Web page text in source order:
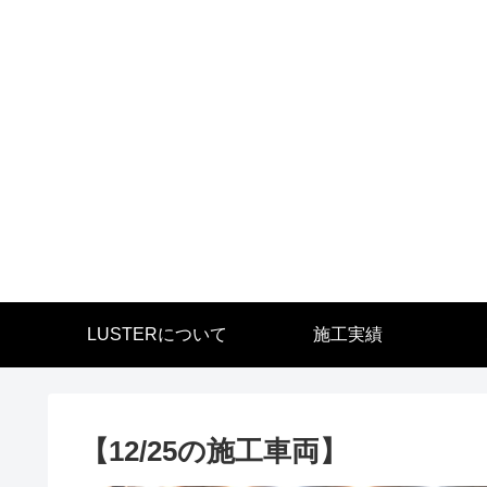
LUSTERについて 施工実績
【12/25の施工車両】